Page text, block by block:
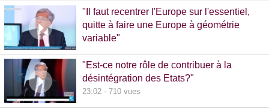
"Il faut recentrer l'Europe sur l'essentiel,
quitte à faire une Europe à géométrie
variable"
"Est-ce notre rôle de contribuer à la
désintégration des Etats?"
23:02 - 710 vues